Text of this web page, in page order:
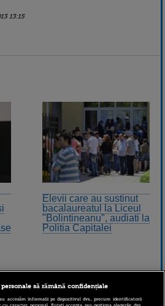
13:15
Elevii care au sustinut
bacalaureatul la Liceul
"Bolintineanu", audiati la
Politia Capitalei
să rămână confidențiale
accesăm informații pe dispozitivul dvs., precum identificatorii